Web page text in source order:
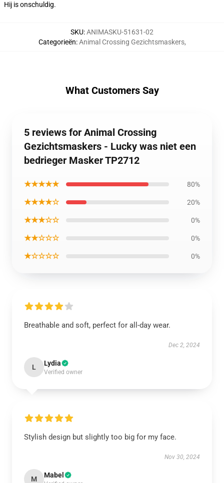
Hij is onschuldig.
SKU:ANIMASKU-51631-02
Categorieën:Animal Crossing Gezichtsmaskers,
What Customers Say
5 reviews for Animal Crossing
Gezichtsmaskers - Lucky was niet een
bedrieger Masker TP2712
★★★★★ 80%
★★★★☆ 20%
★★★☆☆ 0%
★★☆☆☆ 0%
★☆☆☆☆ 0%
Breathable and soft, perfect for all-day wear.
Dec 2, 2024
L Lydia
Verified owner
Stylish design but slightly too big for my face.
Nov 30, 2024
M Mabel